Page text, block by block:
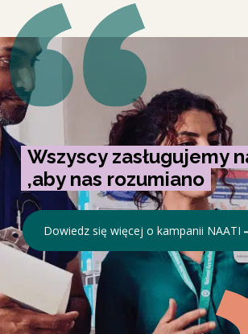
Wszyscy zasługujemy
,aby nas rozumiano
Dowiedz się więcej o kampanii NAATI